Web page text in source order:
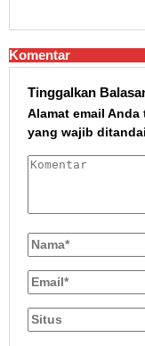
Komentar
Tinggalkan
Alamat email
yang wajib ditandai